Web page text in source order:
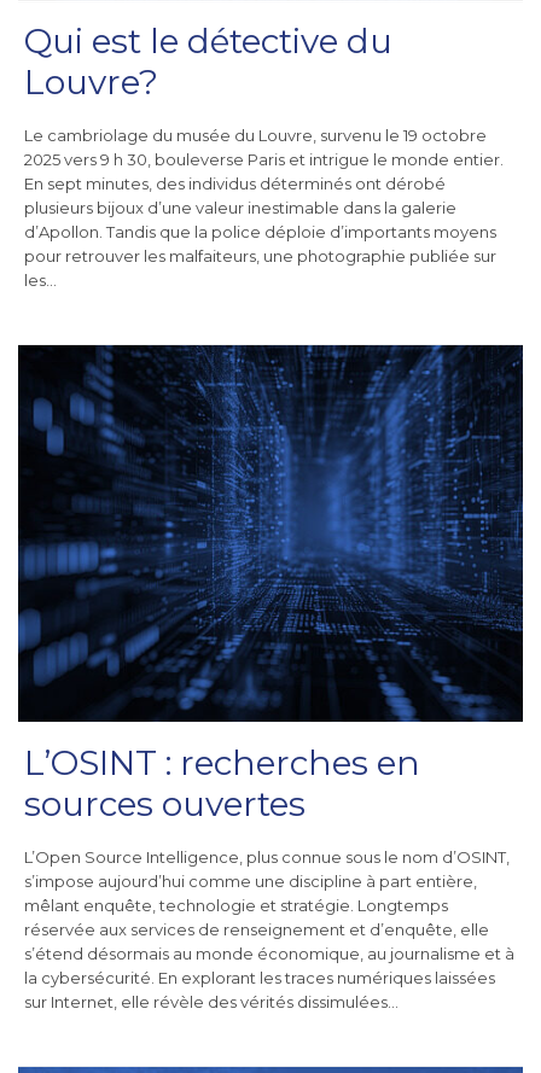
Qui est le détective du
Louvre?
Le cambriolage du musée du Louvre, survenu le 19 octobre
2025 vers 9 h 30, bouleverse Paris et intrigue le monde entier.
En sept minutes, des individus déterminés ont dérobé
plusieurs bijoux d’une valeur inestimable dans la galerie
d’Apollon. Tandis que la police déploie d’importants moyens
pour retrouver les malfaiteurs, une photographie publiée sur
les…
L’OSINT : recherches en
sources ouvertes
L’Open Source Intelligence, plus connue sous le nom d’OSINT,
s’impose aujourd’hui comme une discipline à part entière,
mêlant enquête, technologie et stratégie. Longtemps
réservée aux services de renseignement et d’enquête, elle
s’étend désormais au monde économique, au journalisme et à
la cybersécurité. En explorant les traces numériques laissées
sur Internet, elle révèle des vérités dissimulées…